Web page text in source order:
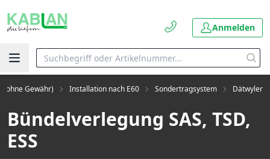
Anmelden
ohne Gewähr) Installation nach E60 Sondertragsystem Dätwyler
Bündelverlegung SAS, TSD,
ESS